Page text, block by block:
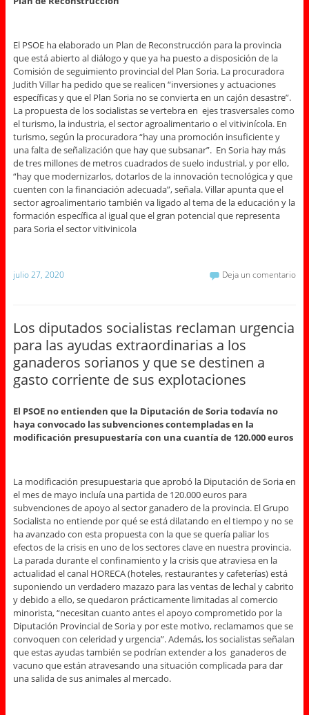
El PSOE ha elaborado un Plan de Reconstrucción para la provincia
que está abierto al diálogo y que ya ha puesto a disposición de la
Comisión de seguimiento provincial del Plan Soria. La procuradora
Judith Villar ha pedido que se realicen “inversiones y actuaciones
específicas y que el Plan Soria no se convierta en un cajón desastre”.
La propuesta de los socialistas se vertebra en ejes trasversales como
el turismo, la industria, el sector agroalimentario o el vitivinícola. En
turismo, según la procuradora “hay una promoción insuficiente y
una falta de señalización que hay que subsanar”. En Soria hay más
de tres millones de metros cuadrados de suelo industrial, y por ello,
“hay que modernizarlos, dotarlos de la innovación tecnológica y que
cuenten con la financiación adecuada”, señala. Villar apunta que el
sector agroalimentario también va ligado al tema de la educación y la
formación específica al igual que el gran potencial que representa
para Soria el sector vitivinicola
julio 27, 2020 Deja un comentario
Los diputados socialistas reclaman urgencia
para las ayudas extraordinarias a los
ganaderos sorianos y que se destinen a
gasto corriente de sus explotaciones
El PSOE no entienden que la Diputación de Soria todavía no
haya convocado las subvenciones contempladas en la
modificación presupuestaría con una cuantía de 120.000 euros
La modificación presupuestaria que aprobó la Diputación de Soria en
el mes de mayo incluía una partida de 120.000 euros para
subvenciones de apoyo al sector ganadero de la provincia. El Grupo
Socialista no entiende por qué se está dilatando en el tiempo y no se
ha avanzado con esta propuesta con la que se quería paliar los
efectos de la crisis en uno de los sectores clave en nuestra provincia.
La parada durante el confinamiento y la crisis que atraviesa en la
actualidad el canal HORECA (hoteles, restaurantes y cafeterías) está
suponiendo un verdadero mazazo para las ventas de lechal y cabrito
y debido a ello, se quedaron prácticamente limitadas al comercio
minorista, “necesitan cuanto antes el apoyo comprometido por la
Diputación Provincial de Soria y por este motivo, reclamamos que se
convoquen con celeridad y urgencia”. Además, los socialistas señalan
que estas ayudas también se podrían extender a los ganaderos de
vacuno que están atravesando una situación complicada para dar
una salida de sus animales al mercado.